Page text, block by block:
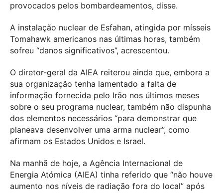
provocados pelos bombardeamentos, disse.
A instalação nuclear de Esfahan, atingida por mísseis
Tomahawk americanos nas últimas horas, também
sofreu “danos significativos”, acrescentou.
O diretor-geral da AIEA reiterou ainda que, embora a
sua organização tenha lamentado a falta de
informação fornecida pelo Irão nos últimos meses
sobre o seu programa nuclear, também não dispunha
dos elementos necessários “para demonstrar que
planeava desenvolver uma arma nuclear”, como
afirmam os Estados Unidos e Israel.
Na manhã de hoje, a Agência Internacional de
Energia Atómica (AIEA) tinha referido que “não houve
aumento nos níveis de radiação fora do local” após